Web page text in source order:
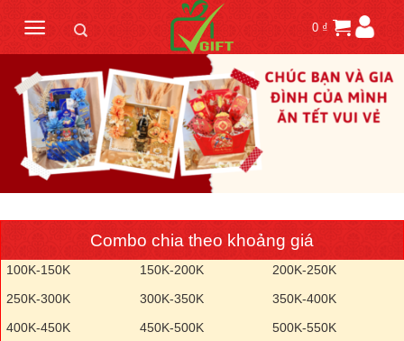
content
0 ₫
Combo chia theo khoảng giá
100K-150K 150K-200K
200K-250K
250K-300K
300K-350K
350K-400K
400K-450K
450K-500K
500K-550K